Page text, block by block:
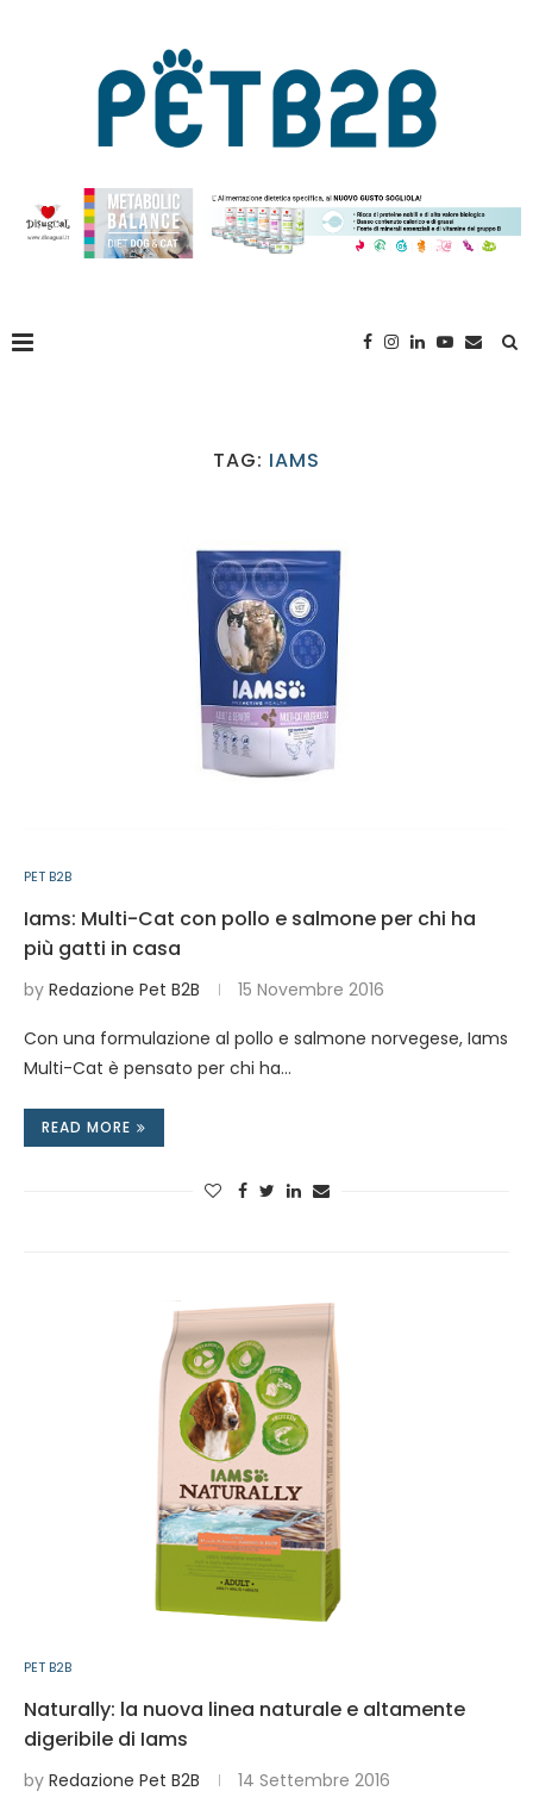
TAG: IAMS
PET B2B
Iams: Multi-Cat con pollo e salmone per chi ha
più gatti in casa
by Redazione Pet B2B 15 Novembre 2016
Con una formulazione al pollo e salmone norvegese, Iams
Multi-Cat è pensato per chi ha…
READ MORE
PET B2B
Naturally: la nuova linea naturale e altamente
digeribile di Iams
by Redazione Pet B2B 14 Settembre 2016